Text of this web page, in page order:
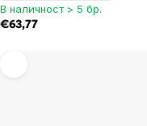
В наличност > 5 бр.
€63,77